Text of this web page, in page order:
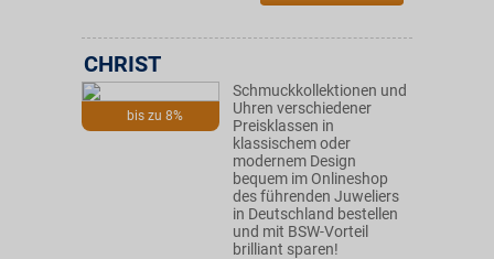
bis zu 8%
CHRIST
Schmuckkollektionen und
Uhren verschiedener
Preisklassen in
klassischem oder
modernem Design
bequem im Onlineshop
des führenden Juweliers
in Deutschland bestellen
und mit BSW-Vorteil
brilliant sparen!